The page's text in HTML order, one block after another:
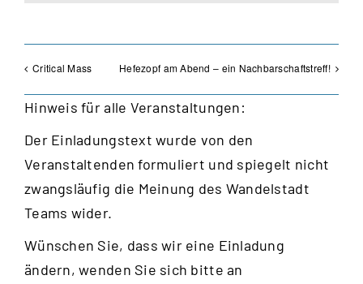
Critical Mass Hefezopf am Abend – ein Nachbarschaftstreff!
Hinweis für alle Veranstaltungen:
Der Einladungstext wurde von den
Veranstaltenden formuliert und spiegelt nicht
zwangsläufig die Meinung des Wandelstadt
Teams wider.
Wünschen Sie, dass wir eine Einladung
ändern, wenden Sie sich bitte an